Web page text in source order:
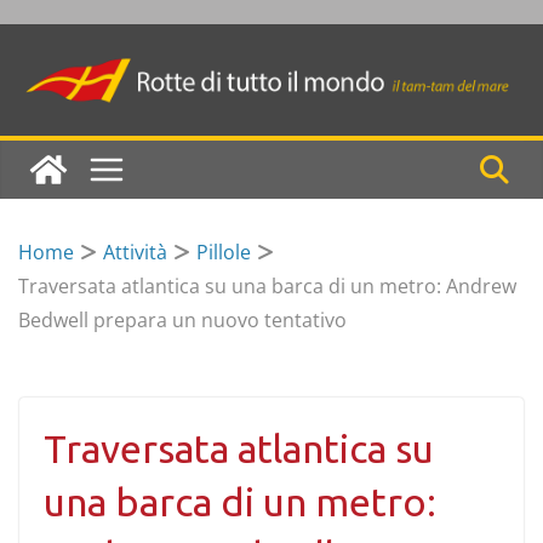
to
Home Attività
Pillole
Traversata atlantica su una barca di un metro: Andrew
Bedwell prepara un nuovo tentativo
Traversata atlantica su
una barca di un metro: